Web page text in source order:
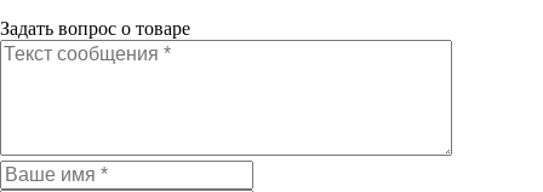
Задать вопрос о товаре